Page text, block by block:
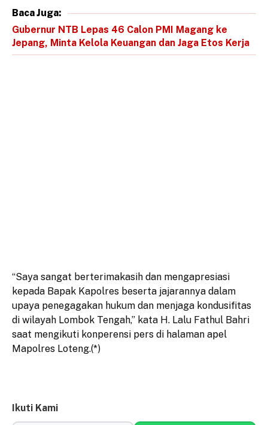
Baca Juga:
Gubernur NTB Lepas 46 Calon PMI Magang ke
Jepang, Minta Kelola Keuangan dan Jaga Etos Kerja
“Saya sangat berterimakasih dan mengapresiasi
kepada Bapak Kapolres beserta jajarannya dalam
upaya penegagakan hukum dan menjaga kondusifitas
di wilayah Lombok Tengah,” kata H. Lalu Fathul Bahri
saat mengikuti konperensi pers di halaman apel
Mapolres Loteng.(*)
Ikuti Kami